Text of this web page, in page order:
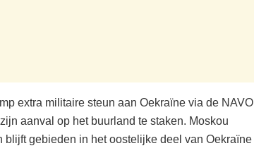
extra militaire steun aan Oekraïne via de NAVO
aanval op het buurland te staken. Moskou
blijft gebieden in het oostelijke deel van Oekraïne